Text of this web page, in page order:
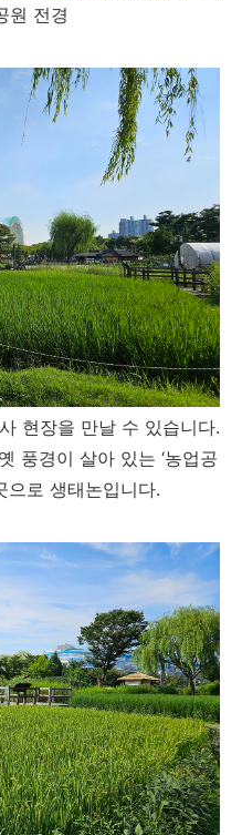
원 전경
현장을 만날 수 있습니다.
풍경이 살아 있는 ‘농업공
으로 생태논입니다.